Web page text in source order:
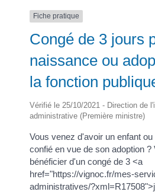
Fiche pratique
Congé de 3 jours
naissance ou
la fonction
Vérifié le 25/10/2021 - Direction de
administrative (Première ministre)
Vous venez d'avoir un enfant
confié en vue de son adoption ?
bénéficier d'un congé de 3 <a
href="https://vignoc.fr/mes-
administratives/